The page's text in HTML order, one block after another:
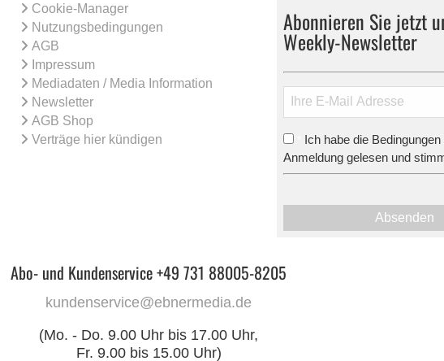
Cookie-Manager
Nutzungsbedingungen
AGB
Impressum
Mediadaten / Media Information
Newsletter
AGB Shop
Verträge hier kündigen
Abonnieren Sie jetzt
Weekly-Newsletter
Ich habe die
Anmeldung gelesen und
Absenden
Abo- und Kundenservice +49 731 88005-8205
kundenservice@ebnermedia.de
(Mo. - Do. 9.00 Uhr bis 17.00 Uhr,
Fr. 9.00 bis 15.00 Uhr)